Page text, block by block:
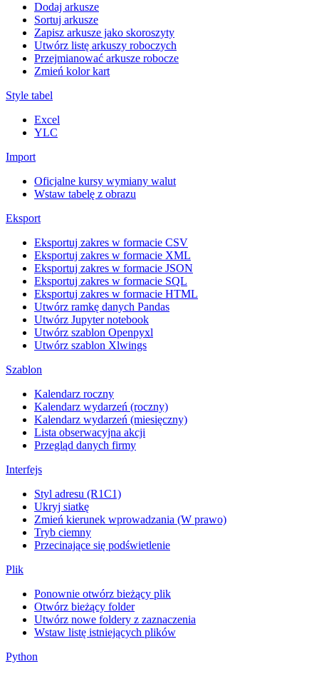
Dodaj arkusze
Sortuj arkusze
Zapisz arkusze jako skoroszyty
Utwórz listę arkuszy roboczych
Przejmianować arkusze robocze
Zmień kolor kart
Style tabel
Excel
YLC
Import
Oficjalne kursy wymiany walut
Wstaw tabelę z obrazu
Eksport
Eksportuj zakres w formacie CSV
Eksportuj zakres w formacie XML
Eksportuj zakres w formacie JSON
Eksportuj zakres w formacie SQL
Eksportuj zakres w formacie HTML
Utwórz ramkę danych Pandas
Utwórz Jupyter notebook
Utwórz szablon Openpyxl
Utwórz szablon Xlwings
Szablon
Kalendarz roczny
Kalendarz wydarzeń (roczny)
Kalendarz wydarzeń (miesięczny)
Lista obserwacyjna akcji
Przegląd danych firmy
Interfejs
Styl adresu (R1C1)
Ukryj siatkę
Zmień kierunek wprowadzania (W prawo)
Tryb ciemny
Przecinające się podświetlenie
Plik
Ponownie otwórz bieżący plik
Otwórz bieżący folder
Utwórz nowe foldery z zaznaczenia
Wstaw listę istniejących plików
Python